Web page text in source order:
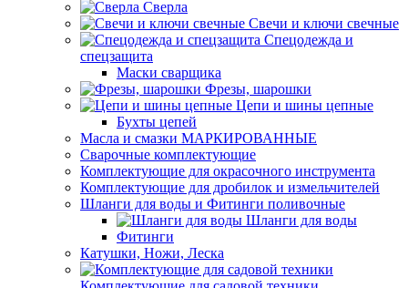
Сверла
Свечи и ключи свечные
Спецодежда и
спецзащита
Маски сварщика
Фрезы, шарошки
Цепи и шины цепные
Бухты цепей
Масла и смазки МАРКИРОВАННЫЕ
Сварочные комплектующие
Комплектующие для окрасочного инструмента
Комплектующие для дробилок и измельчителей
Шланги для воды и Фитинги поливочные
Шланги для воды
Фитинги
Катушки, Ножи, Леска